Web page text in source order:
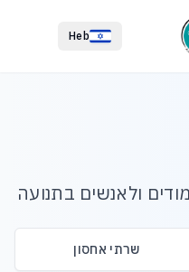
Heb
ולאנשים בתנועה
שרתי אחסון